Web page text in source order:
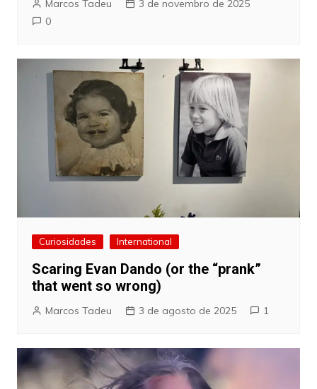
Marcos Tadeu
3 de novembro de 2025
0
Curiosidades International
Scaring Evan Dando (or the “prank”
that went so wrong)
Marcos Tadeu 3 de agosto de 2025 1